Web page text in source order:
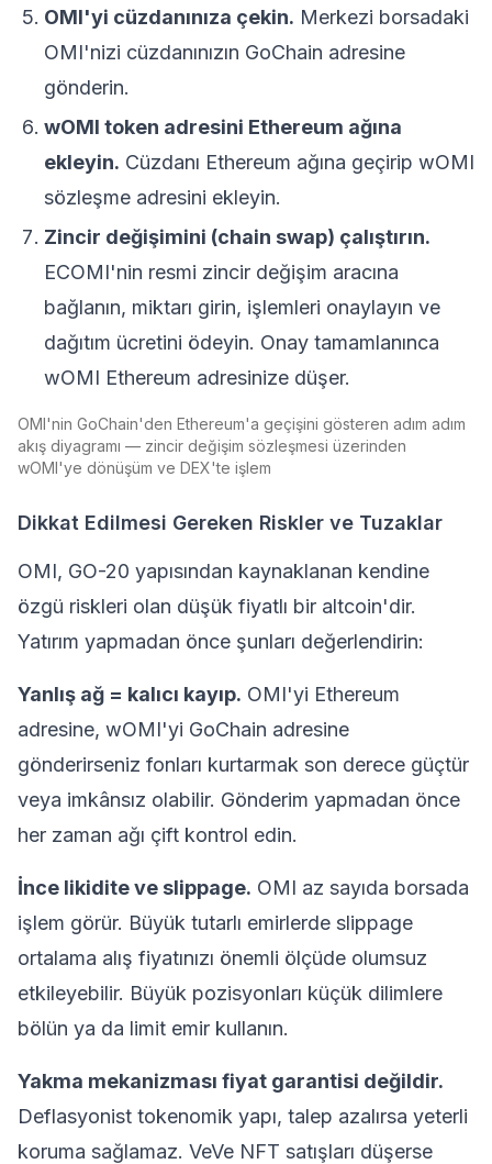
OMI'yi cüzdanınıza çekin. Merkezi borsadaki
OMI'nizi cüzdanınızın GoChain adresine
gönderin.
wOMI token adresini Ethereum ağına
ekleyin. Cüzdanı Ethereum ağına geçirip wOMI
sözleşme adresini ekleyin.
Zincir değişimini (chain swap) çalıştırın.
ECOMI'nin resmi zincir değişim aracına
bağlanın, miktarı girin, işlemleri onaylayın ve
dağıtım ücretini ödeyin. Onay tamamlanınca
wOMI Ethereum adresinize düşer.
OMI'nin GoChain'den Ethereum'a geçişini gösteren adım adım
akış diyagramı — zincir değişim sözleşmesi üzerinden
wOMI'ye dönüşüm ve DEX'te işlem
Dikkat Edilmesi Gereken Riskler ve Tuzaklar
OMI, GO-20 yapısından kaynaklanan kendine
özgü riskleri olan düşük fiyatlı bir altcoin'dir.
Yatırım yapmadan önce şunları değerlendirin:
Yanlış ağ = kalıcı kayıp. OMI'yi Ethereum
adresine, wOMI'yi GoChain adresine
gönderirseniz fonları kurtarmak son derece güçtür
veya imkânsız olabilir. Gönderim yapmadan önce
her zaman ağı çift kontrol edin.
İnce likidite ve slippage. OMI az sayıda borsada
işlem görür. Büyük tutarlı emirlerde slippage
ortalama alış fiyatınızı önemli ölçüde olumsuz
etkileyebilir. Büyük pozisyonları küçük dilimlere
bölün ya da limit emir kullanın.
Yakma mekanizması fiyat garantisi değildir.
Deflasyonist tokenomik yapı, talep azalırsa yeterli
koruma sağlamaz. VeVe NFT satışları düşerse